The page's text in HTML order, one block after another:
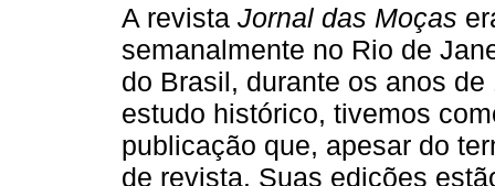
A revista Jornal das Moças
semanalmente no Rio de
do Brasil, durante os anos
estudo histórico, tivemos
publicação que, apesar do
de revista. Suas edições